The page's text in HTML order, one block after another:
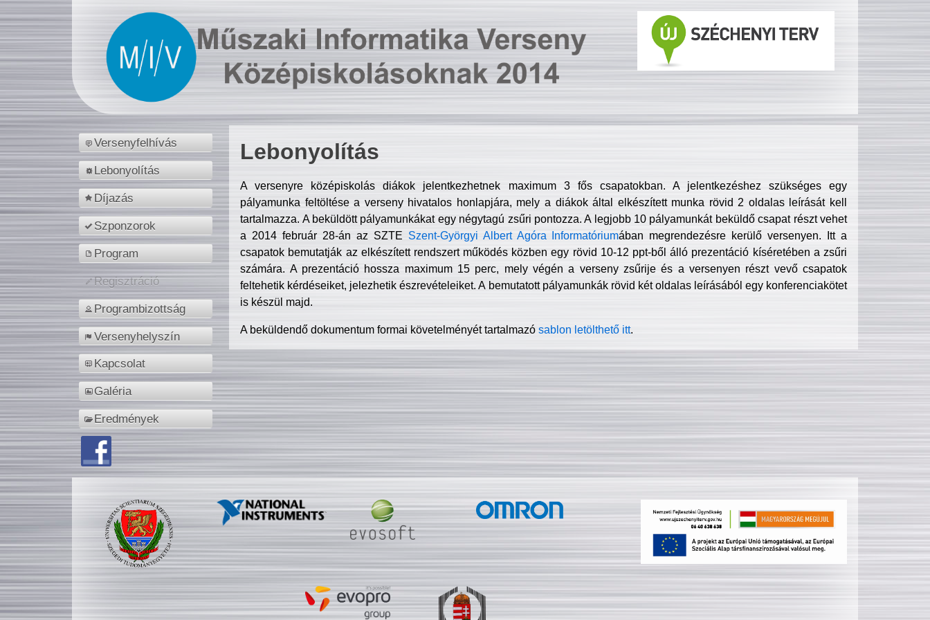
Versenyfelhívás
Lebonyolítás
Díjazás
Szponzorok
Program
Regisztráció
Programbizottság
Versenyhelyszín
Kapcsolat
Galéria
Eredmények
Lebonyolítás
A versenyre középiskolás diákok jelentkezhetnek maximum 3 fős csapatokban. A jelentkezéshez szükséges egy
pályamunka feltöltése a verseny hivatalos honlapjára, mely a diákok által elkészített munka rövid 2 oldalas leírását kell
tartalmazza. A beküldött pályamunkákat egy négytagú zsűri pontozza. A legjobb 10 pályamunkát beküldő csapat részt vehet
a 2014 február 28-án az SZTE Szent-Györgyi Albert Agóra Informatóriumában megrendezésre kerülő versenyen. Itt a
csapatok bemutatják az elkészített rendszert működés közben egy rövid 10-12 ppt-ből álló prezentáció kíséretében a zsűri
számára. A prezentáció hossza maximum 15 perc, mely végén a verseny zsűrije és a versenyen részt vevő csapatok
feltehetik kérdéseiket, jelezhetik észrevételeiket. A bemutatott pályamunkák rövid két oldalas leírásából egy konferenciakötet
is készül majd.
A beküldendő dokumentum formai követelményét tartalmazósablon letölthető itt.